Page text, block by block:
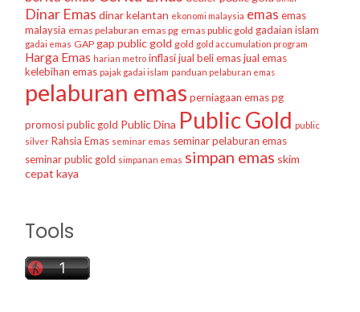
Dinar Emas dinar kelantan ekonomi malaysia emas emas
malaysia emas pelaburan emas pg emas public gold gadaian islam
gadai emas GAP gap public gold gold gold accumulation program
Harga Emas harian metro inflasijual beli emasjual emas
kelebihan emas pajak gadai islam panduan pelaburan emas
pelaburan emas perniagaan emaspg
promosi public gold Public Dina Public Gold public
silver Rahsia Emas seminar emas seminar pelaburan emas
seminar public gold simpanan emas simpan emas skim
cepat kaya
Tools